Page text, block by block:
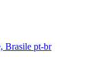
Brasile pt-br